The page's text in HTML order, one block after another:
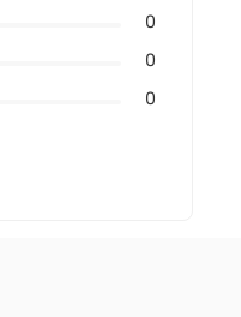
0
0
0